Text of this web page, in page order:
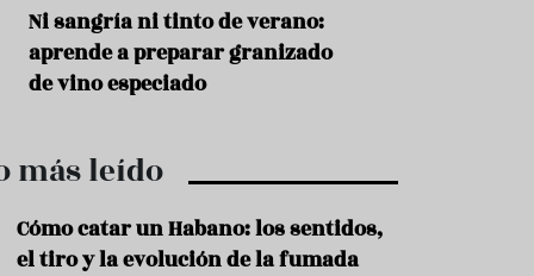
t
o
m
R
Ni sangría ni tinto de verano:
aprende a preparar granizado
de vino especiado
más leído
Cómo catar un Habano: los sentidos,
el tiro y la evolución de la fumada